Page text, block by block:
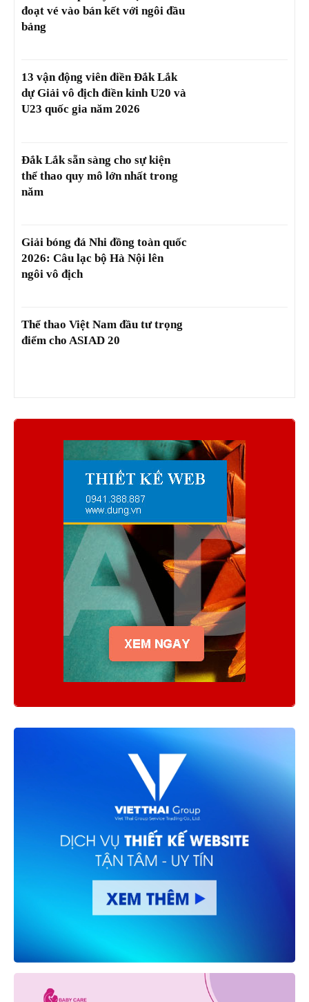
đoạt vé vào bán kết với ngôi đầu
bảng
13 vận động viên điền Đắk Lắk
dự Giải vô địch điền kinh U20 và
U23 quốc gia năm 2026
Đắk Lắk sẵn sàng cho sự kiện
thể thao quy mô lớn nhất trong
năm
Giải bóng đá Nhi đồng toàn quốc
2026: Câu lạc bộ Hà Nội lên
ngôi vô địch
Thể thao Việt Nam đầu tư trọng
điểm cho ASIAD 20